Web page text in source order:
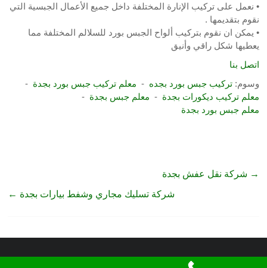
• نعمل على تركيب الإنارة المختلفة داخل جميع الأعمال الجبسية التي
نقوم بتقديمها .
• يمكن ان نقوم بتركيب ألواح الجبس بورد للسلالم المختلفة مما
يعطيها شكل راقي وأنيق
اتصل بنا
وسوم:تركيب جبس بورد بجده - معلم تركيب جبس بورد بجدة -
معلم تركيب ديكورات بجدة - معلم جبس بجدة -
معلم جبس بورد بجدة
→ شركة نقل عفش بجدة
شركة تسليك مجاري وشفط بيارات بجدة ←